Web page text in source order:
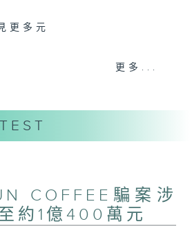
更多元
聽眾及嘉賓作有觀點、有理
以迎接新的一天。
更多...
COFFEE騙案涉
約1億400萬元